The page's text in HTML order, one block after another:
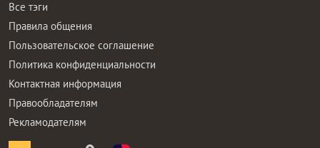
Все тэги
Правила общения
Пользовательское соглашение
Политика конфиденциальности
Контактная информация
Правообладателям
Рекламодателям